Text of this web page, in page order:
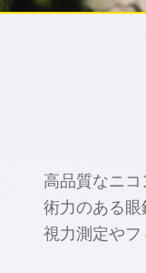
高品質なニ
術力のある眼
視力測定やフ